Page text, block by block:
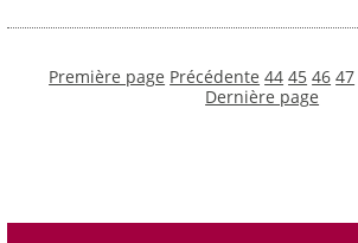
Première page Précédente 44 45 46 47
Dernière page